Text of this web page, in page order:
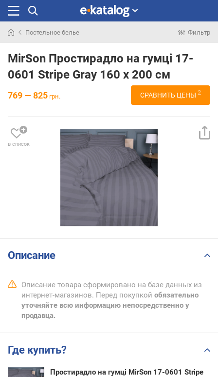
раньше
Постельное белье Фильтр
MirSon Простирадло на гумці 17-
0601 Stripe Gray 160 х 200 см
769 — 825 грн. СРАВНИТЬ ЦЕНЫ 2
в список
Описание
Описание товара сформировано на базе данных из
интернет-магазинов. Перед покупкой обязательно
уточняйте всю информацию непосредственно у
продавца.
Где купить?
Простирадло на гумці MirSon 17-0601 Stripe